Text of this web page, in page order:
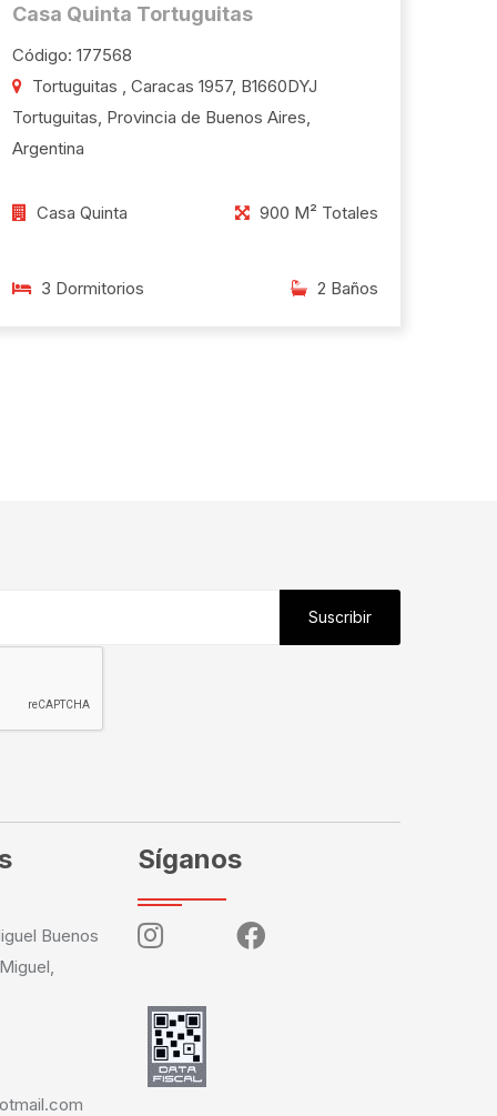
Casa Quinta Tortuguitas
Código: 177568
Tortuguitas , Caracas 1957, B1660DYJ
Tortuguitas, Provincia de Buenos Aires,
Argentina
Casa Quinta 900 M² Totales
3 Dormitorios 2 Baños
Suscribir
Buenos
Síganos